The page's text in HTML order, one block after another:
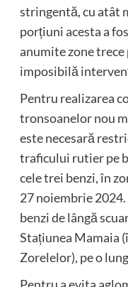
stringentă, cu atât
porțiuni acesta a
anumite zone trece
imposibilă
Pentru realizarea
tronsoanelor nou
este necesară
traficului rutier pe
cele trei benzi, în
27 noiembrie
benzi de lângă
Stațiunea Mamaia
Zorelelor), pe o